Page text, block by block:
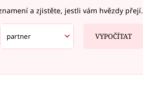
a zjistěte, jestli vám hvězdy přejí.
VYPOČÍTAT